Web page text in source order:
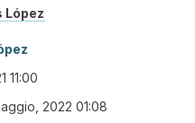
López
11:00
2022 01:08